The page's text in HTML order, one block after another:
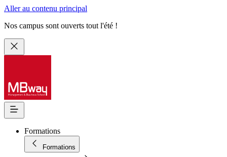
Aller au contenu principal
Nos campus sont ouverts tout l'été !
Formations
Formations